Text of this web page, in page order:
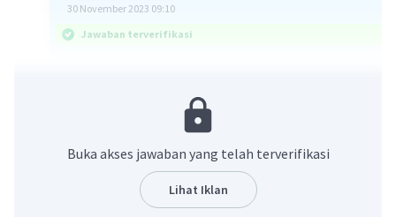
30 November 2023 09:10
Jawaban terverifikasi
Simak pembahasan berikut ya,
mazhab klasik. Tokoh utama teori pertumbuhan
dari mazhab historis yaitu Fredrich list, Karl
Bucher, W.Sombart, dan W.W.Rostow.
Buka akses jawaban yang telah terverifikasi
Lihat Iklan